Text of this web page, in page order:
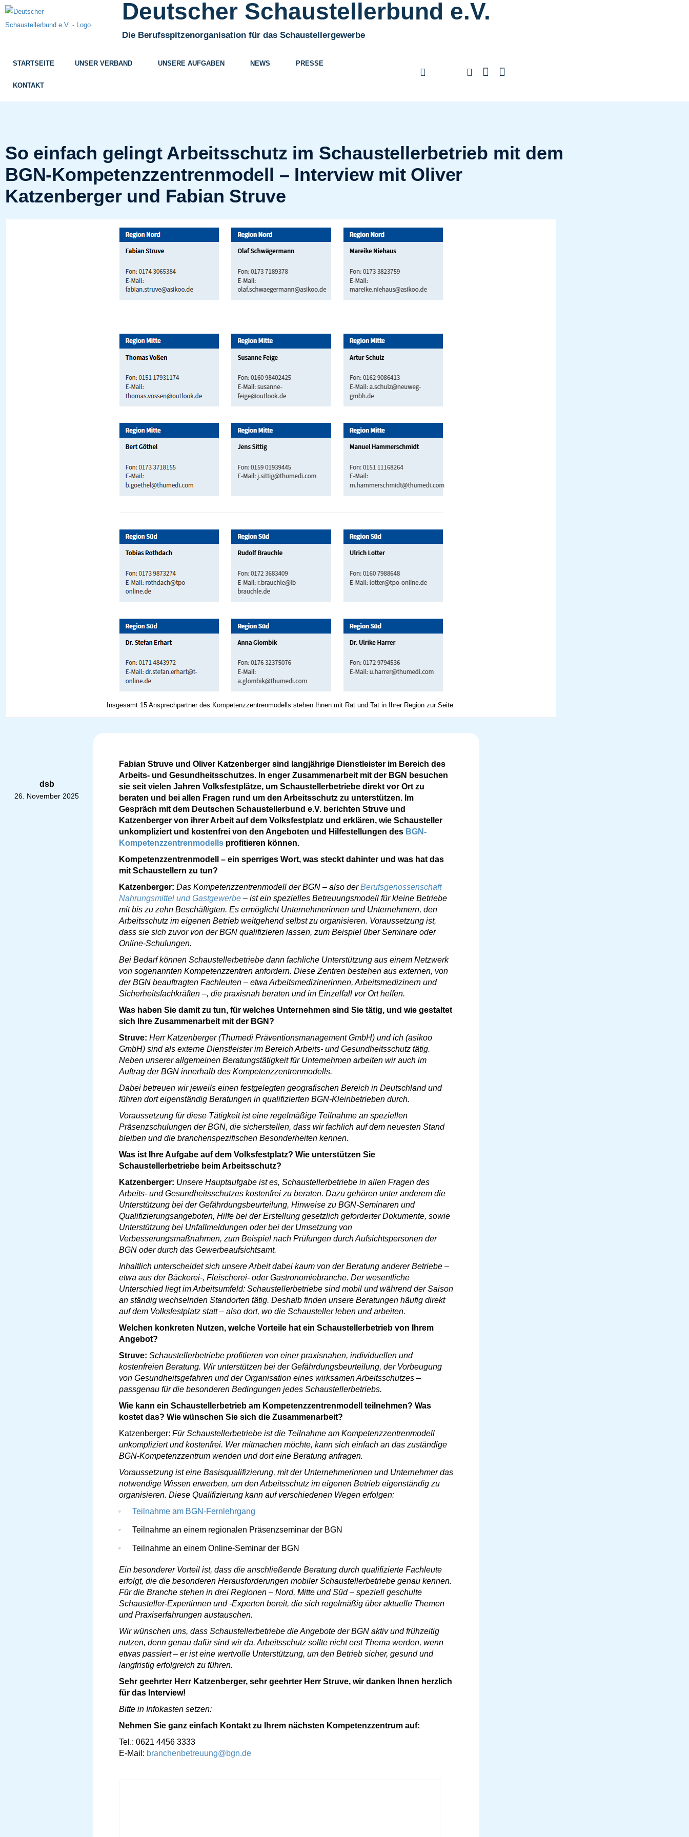
Deutscher Schaustellerbund e.V.
Die Berufsspitzenorganisation für das Schaustellergewerbe
STARTSEITE UNSER VERBAND UNSERE AUFGABEN NEWS PRESSE
KONTAKT
So einfach gelingt Arbeitsschutz im Schaustellerbetrieb mit dem
BGN-Kompetenzzentrenmodell – Interview mit Oliver
Katzenberger und Fabian Struve
Insgesamt 15 Ansprechpartner des Kompetenzzentrenmodells stehen Ihnen mit Rat und Tat in Ihrer Region zur Seite.
dsb
26. November 2025
Fabian Struve und Oliver Katzenberger sind langjährige Dienstleister im Bereich des
Arbeits- und Gesundheitsschutzes. In enger Zusammenarbeit mit der BGN besuchen
sie seit vielen Jahren Volksfestplätze, um Schaustellerbetriebe direkt vor Ort zu
beraten und bei allen Fragen rund um den Arbeitsschutz zu unterstützen. Im
Gespräch mit dem Deutschen Schaustellerbund e.V. berichten Struve und
Katzenberger von ihrer Arbeit auf dem Volksfestplatz und erklären, wie Schausteller
unkompliziert und kostenfrei von den Angeboten und Hilfestellungen des BGN-
Kompetenzzentrenmodells profitieren können.
Kompetenzzentrenmodell – ein sperriges Wort, was steckt dahinter und was hat das
mit Schaustellern zu tun?
Katzenberger: Das Kompetenzzentrenmodell der BGN – also derBerufsgenossenschaft
Nahrungsmittel und Gastgewerbe – ist ein spezielles Betreuungsmodell für kleine Betriebe
mit bis zu zehn Beschäftigten. Es ermöglicht Unternehmerinnen und Unternehmern, den
Arbeitsschutz im eigenen Betrieb weitgehend selbst zu organisieren. Voraussetzung ist,
dass sie sich zuvor von der BGN qualifizieren lassen, zum Beispiel über Seminare oder
Online-Schulungen.
Bei Bedarf können Schaustellerbetriebe dann fachliche Unterstützung aus einem Netzwerk
von sogenannten Kompetenzzentren anfordern. Diese Zentren bestehen aus externen, von
der BGN beauftragten Fachleuten – etwa Arbeitsmedizinerinnen, Arbeitsmedizinern und
Sicherheitsfachkräften –, die praxisnah beraten und im Einzelfall vor Ort helfen.
Was haben Sie damit zu tun, für welches Unternehmen sind Sie tätig, und wie gestaltet
sich Ihre Zusammenarbeit mit der BGN?
Struve: Herr Katzenberger (Thumedi Präventionsmanagement GmbH) und ich (asikoo
GmbH) sind als externe Dienstleister im Bereich Arbeits- und Gesundheitsschutz tätig.
Neben unserer allgemeinen Beratungstätigkeit für Unternehmen arbeiten wir auch im
Auftrag der BGN innerhalb des Kompetenzzentrenmodells.
Dabei betreuen wir jeweils einen festgelegten geografischen Bereich in Deutschland und
führen dort eigenständig Beratungen in qualifizierten BGN-Kleinbetrieben durch.
Voraussetzung für diese Tätigkeit ist eine regelmäßige Teilnahme an speziellen
Präsenzschulungen der BGN, die sicherstellen, dass wir fachlich auf dem neuesten Stand
bleiben und die branchenspezifischen Besonderheiten kennen.
Was ist Ihre Aufgabe auf dem Volksfestplatz? Wie unterstützen Sie
Schaustellerbetriebe beim Arbeitsschutz?
Katzenberger: Unsere Hauptaufgabe ist es, Schaustellerbetriebe in allen Fragen des
Arbeits- und Gesundheitsschutzes kostenfrei zu beraten. Dazu gehören unter anderem die
Unterstützung bei der Gefährdungsbeurteilung, Hinweise zu BGN-Seminaren und
Qualifizierungsangeboten, Hilfe bei der Erstellung gesetzlich geforderter Dokumente, sowie
Unterstützung bei Unfallmeldungen oder bei der Umsetzung von
Verbesserungsmaßnahmen, zum Beispiel nach Prüfungen durch Aufsichtspersonen der
BGN oder durch das Gewerbeaufsichtsamt.
Inhaltlich unterscheidet sich unsere Arbeit dabei kaum von der Beratung anderer Betriebe –
etwa aus der Bäckerei-, Fleischerei- oder Gastronomiebranche. Der wesentliche
Unterschied liegt im Arbeitsumfeld: Schaustellerbetriebe sind mobil und während der Saison
an ständig wechselnden Standorten tätig. Deshalb finden unsere Beratungen häufig direkt
auf dem Volksfestplatz statt – also dort, wo die Schausteller leben und arbeiten.
Welchen konkreten Nutzen, welche Vorteile hat ein Schaustellerbetrieb von Ihrem
Angebot?
Struve: Schaustellerbetriebe profitieren von einer praxisnahen, individuellen und
kostenfreien Beratung. Wir unterstützen bei der Gefährdungsbeurteilung, der Vorbeugung
von Gesundheitsgefahren und der Organisation eines wirksamen Arbeitsschutzes –
passgenau für die besonderen Bedingungen jedes Schaustellerbetriebs.
Wie kann ein Schaustellerbetrieb am Kompetenzzentrenmodell teilnehmen? Was
kostet das? Wie wünschen Sie sich die Zusammenarbeit?
Katzenberger:Für Schaustellerbetriebe ist die Teilnahme am Kompetenzzentrenmodell
unkompliziert und kostenfrei. Wer mitmachen möchte, kann sich einfach an das zuständige
BGN-Kompetenzzentrum wenden und dort eine Beratung anfragen.
Voraussetzung ist eine Basisqualifizierung, mit der Unternehmerinnen und Unternehmer das
notwendige Wissen erwerben, um den Arbeitsschutz im eigenen Betrieb eigenständig zu
organisieren. Diese Qualifizierung kann auf verschiedenen Wegen erfolgen:
Teilnahme am BGN-Fernlehrgang
Teilnahme an einem regionalen Präsenzseminar der BGN
Teilnahme an einem Online-Seminar der BGN
Ein besonderer Vorteil ist, dass die anschließende Beratung durch qualifizierte Fachleute
erfolgt, die die besonderen Herausforderungen mobiler Schaustellerbetriebe genau kennen.
Für die Branche stehen in drei Regionen – Nord, Mitte und Süd – speziell geschulte
Schausteller-Expertinnen und -Experten bereit, die sich regelmäßig über aktuelle Themen
und Praxiserfahrungen austauschen.
Wir wünschen uns, dass Schaustellerbetriebe die Angebote der BGN aktiv und frühzeitig
nutzen, denn genau dafür sind wir da. Arbeitsschutz sollte nicht erst Thema werden, wenn
etwas passiert – er ist eine wertvolle Unterstützung, um den Betrieb sicher, gesund und
langfristig erfolgreich zu führen.
Sehr geehrter Herr Katzenberger, sehr geehrter Herr Struve, wir danken Ihnen herzlich
für das Interview!
Bitte in Infokasten setzen:
Nehmen Sie ganz einfach Kontakt zu Ihrem nächsten Kompetenzzentrum auf:
Tel.: 0621 4456 3333
E-Mail: branchenbetreuung@bgn.de